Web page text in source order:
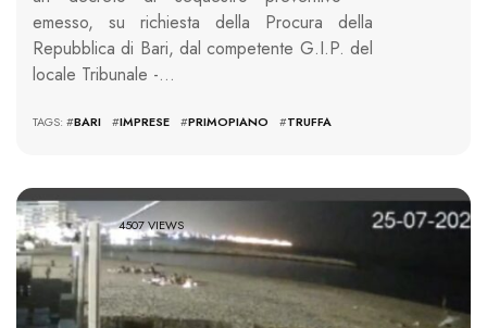
emesso, su richiesta della Procura della
Repubblica di Bari, dal competente G.I.P. del
locale Tribunale -…
TAGS: #BARI #IMPRESE #PRIMOPIANO #TRUFFA
4507 VIEWS